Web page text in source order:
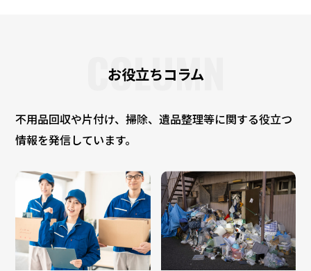
COLUMN
お役立ちコラム
不用品回収や片付け、掃除、遺品整理等に関する役立つ
情報を発信しています。